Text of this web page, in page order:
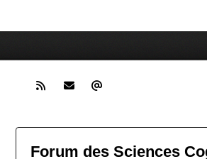
Forum des Sciences